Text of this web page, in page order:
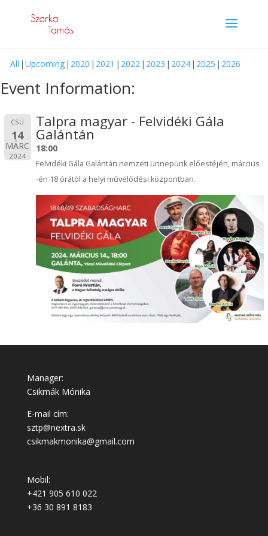
All Upcoming 2020 2021 2022 2023 2024 2025 2026
Event Information:
CSÜ
14
MÁRC
2024
Talpra magyar - Felvidéki Gála
Galántán
18:00
Felvidéki Gála Galántán nemzeti ünnepünk előestéjén, március
-én 18 órától a helyi művelődési központban.
Manager:
Csikmák Mónika
E-mail cím:
sztp@nextra.sk
csikmakmonika@gmail.com
Mobil:
+421 905 610 022
+36 30 891 8183